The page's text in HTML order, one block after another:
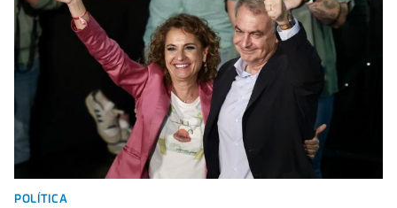
POLÍTICA